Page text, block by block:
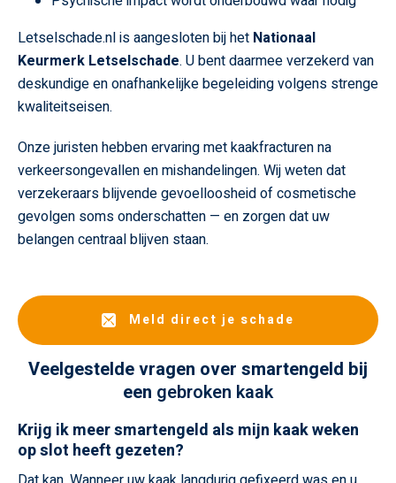
Letselschade.nl is aangesloten bij het Nationaal
Keurmerk Letselschade. U bent daarmee verzekerd van
deskundige en onafhankelijke begeleiding volgens strenge
kwaliteitseisen.
Onze juristen hebben ervaring met kaakfracturen na
verkeersongevallen en mishandelingen. Wij weten dat
verzekeraars blijvende gevoelloosheid of cosmetische
gevolgen soms onderschatten — en zorgen dat uw
belangen centraal blijven staan.
Meld direct je schade
Veelgestelde vragen over smartengeld bij
een gebroken kaak
Krijg ik meer smartengeld als mijn kaak weken
op slot heeft gezeten?